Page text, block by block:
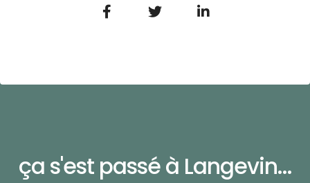
ça s'est passé à Langevin...